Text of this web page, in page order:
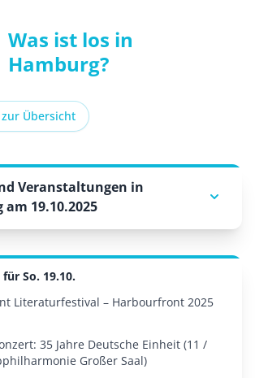
Portal für Events und
Was ist los in
Hamburg?
Übersicht
Veranstaltungen in
am 19.10.2025
So. 19.10.
Literaturfestival – Harbourfront 2025
35 Jahre Deutsche Einheit (11 /
Großer Saal)